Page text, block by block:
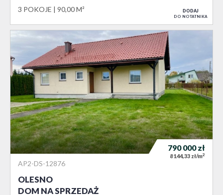
3 POKOJE 90,00 M² DODAJ
DO NOTATNIKA
AP2-DS-12876
OLESNO
DOM NA SPRZEDAŻ
790 000zł
8 144,33 zł/m2